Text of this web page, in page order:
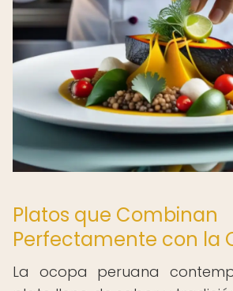
Platos que Combinan
Perfectamente con la
La ocopa peruana